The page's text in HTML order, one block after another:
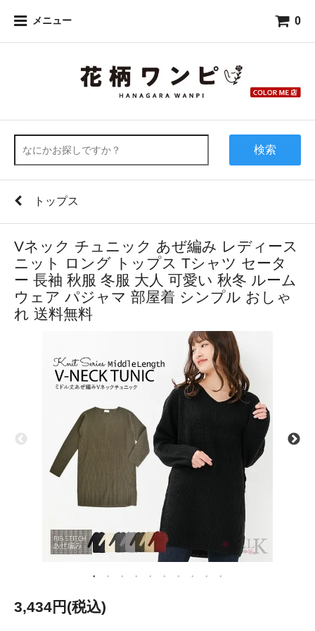
メニュー 0
検索
トップス
Vネック チュニック あぜ編み レディース
ニット ロング トップス Tシャツ セータ
ー 長袖 秋服 冬服 大人 可愛い 秋冬 ルーム
ウェア パジャマ 部屋着 シンプル おしゃ
れ 送料無料
3,434円(税込)